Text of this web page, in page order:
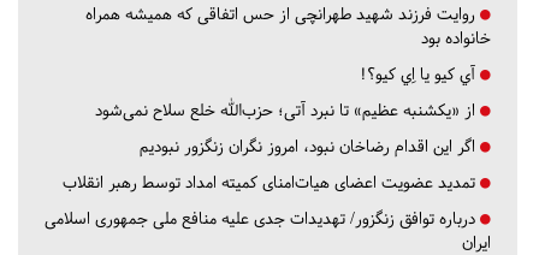
روایت فرزند شهید طهرانچی از حس اتفاقی که همیشه همراه
خانواده بود
آي كيو يا اِي كيو؟!
از «یکشنبه عظیم» تا نبرد آتی؛ حزب‌الله خلع سلاح نمی‌شود
اگر این اقدام رضاخان نبود، امروز نگران زنگزور نبودیم
تمدید عضویت اعضای هیات‌امنای کمیته امداد توسط رهبر انقلاب
درباره توافق زنگزور/ تهدیدات جدی علیه منافع ملی جمهوری اسلامی
ایران